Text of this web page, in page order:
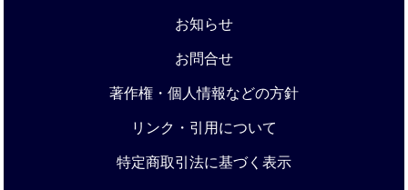
お知らせ
お問合せ
著作権・個人情報などの方針
リンク・引用について
特定商取引法に基づく表示